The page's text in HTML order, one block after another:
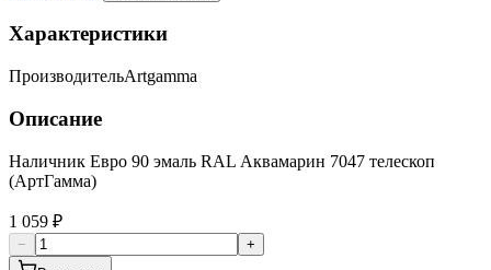
Характеристики
ПроизводительArtgamma
Описание
Наличник Евро 90 эмаль RAL Аквамарин 7047 телескоп
(АртГамма)
1 059 ₽
−
+